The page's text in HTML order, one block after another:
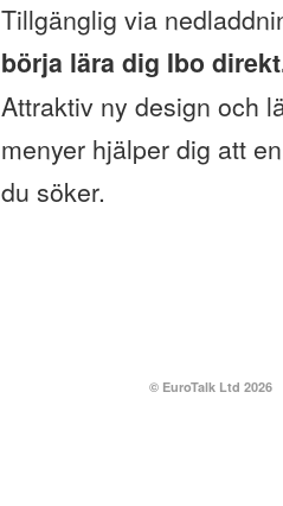
Tillgänglig via
börja lära dig Ibo
Attraktiv ny design och
menyer hjälper dig att
du söker.
© EuroTalk Ltd 2026